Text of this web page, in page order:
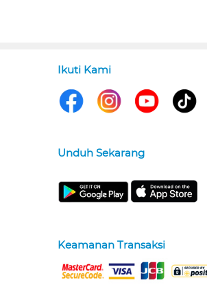
Ikuti Kami
Unduh Sekarang
Keamanan Transaksi